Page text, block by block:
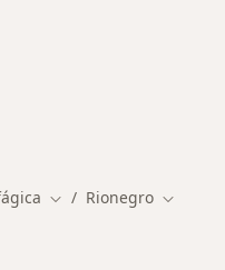
Cambiar de ciudad
Rionegro